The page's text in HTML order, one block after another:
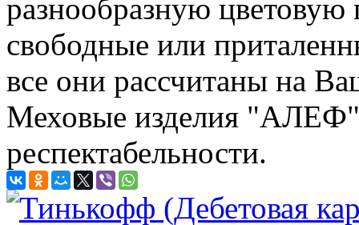
разнообразную
свободные или
все они рассчитаны на
Меховые изделия "АЛЕФ"
респектабельности.